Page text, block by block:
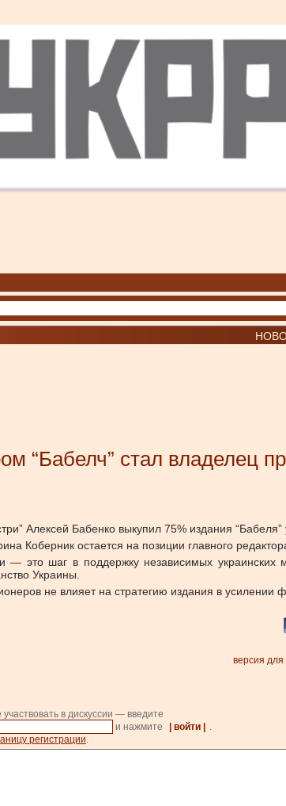
“Бабелч” стал владелец
Алексей Бабенко выкупил 75% издания
Коберник остается на позиции главного
— это шаг в поддержку независимых
Украины.
не влияет на стратегию издания в усилении
версия для
в дискуссии — введите
и нажмите | войти |
.
регистрации.